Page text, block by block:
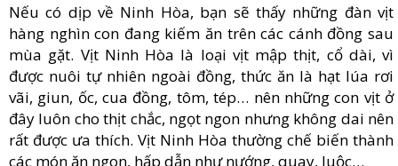
Nếu có dịp về Ninh Hòa, bạn sẽ thấy những đàn vịt
hàng nghìn con đang kiếm ăn trên các cánh đồng sau
mùa gặt. Vịt Ninh Hòa là loại vịt mập thịt, cổ dài, vì
được nuôi tự nhiên ngoài đồng, thức ăn là hạt lúa rơi
vãi, giun, ốc, cua đồng, tôm, tép… nên những con vịt ở
đây luôn cho thịt chắc, ngọt ngon nhưng không dai nên
rất được ưa thích. Vịt Ninh Hòa thường chế biến thành
các món ăn ngon, hấp dẫn như nướng, quay, luộc…